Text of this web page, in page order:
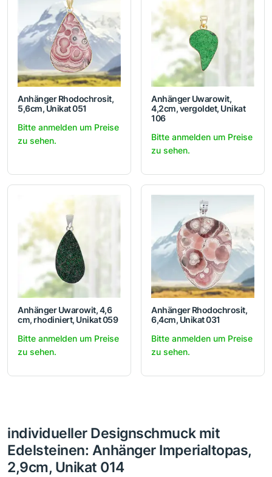
Anhänger Rhodochrosit,
5,6cm, Unikat 051
Bitte anmelden um Preise
zu sehen.
Anhänger Uwarowit,
4,2cm, vergoldet, Unikat
106
Bitte anmelden um Preise
zu sehen.
Anhänger Uwarowit, 4,6
cm, rhodiniert, Unikat 059
Bitte anmelden um Preise
zu sehen.
Anhänger Rhodochrosit,
6,4cm, Unikat 031
Bitte anmelden um Preise
zu sehen.
individueller Designschmuck mit
Edelsteinen: Anhänger Imperialtopas,
2,9cm, Unikat 014